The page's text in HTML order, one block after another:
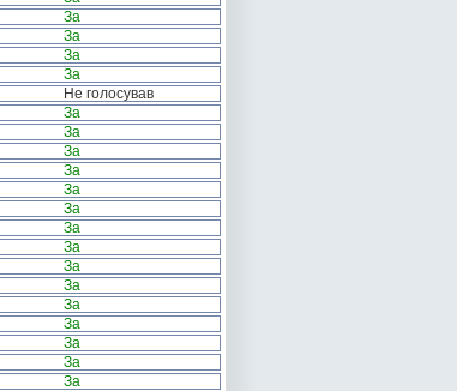
За
За
За
За
Не голосував
За
За
За
За
За
За
За
За
За
За
За
За
За
За
За